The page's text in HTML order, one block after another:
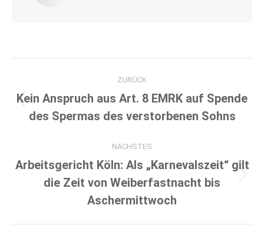
Kommentarnavigation
ZURÜCK
Vorheriger
Beitrag:
Kein Anspruch aus Art. 8 EMRK auf Spende
des Spermas des verstorbenen Sohns
NÄCHSTES
Nächster
Beitrag:
Arbeitsgericht Köln: Als „Karnevalszeit“ gilt
die Zeit von Weiberfastnacht bis
Aschermittwoch